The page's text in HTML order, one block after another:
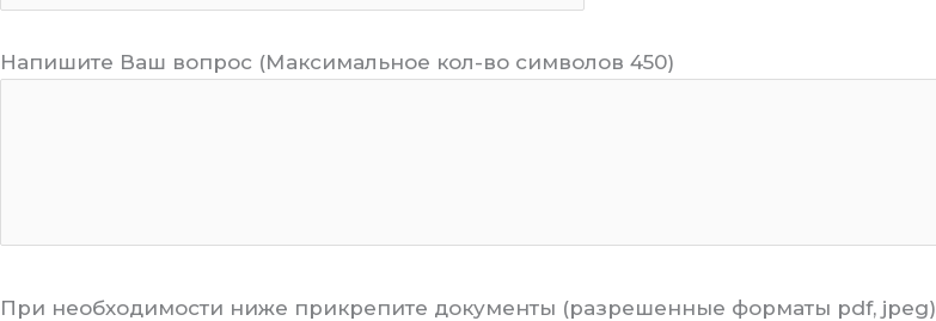
Напишите Ваш вопрос (Максимальное кол-во символов 450)
При необходимости ниже прикрепите документы (разрешенные форматы pdf, jpeg)